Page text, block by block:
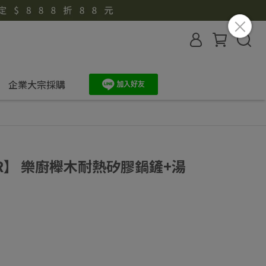
企業大宗採購
樂廚櫸木耐熱矽膠鍋鏟+湯